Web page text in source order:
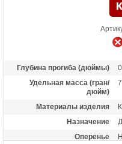
Глубина прогиба (дюймы)
Удельная масса (гран/
дюйм)
7
Материалы изделия
Назначение
Оперенье